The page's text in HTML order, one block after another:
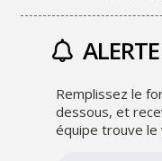
Remplissez le
dessous, et
équipe trouve le